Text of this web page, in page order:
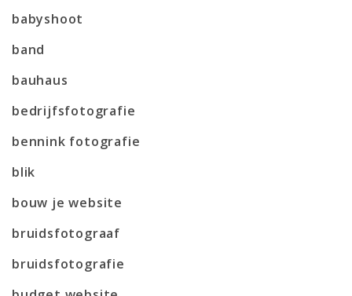
babyshoot
band
bauhaus
bedrijfsfotografie
bennink fotografie
blik
bouw je website
bruidsfotograaf
bruidsfotografie